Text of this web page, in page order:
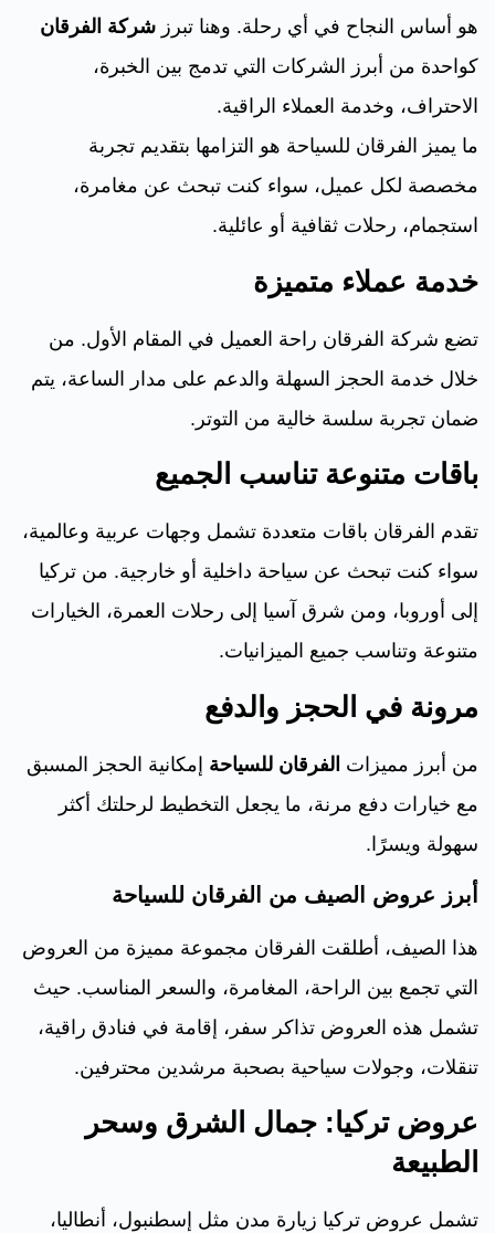
هو أساس النجاح في أي رحلة. وهنا تبرز شركة الفرقان
كواحدة من أبرز الشركات التي تدمج بين الخبرة،
الاحتراف، وخدمة العملاء الراقية.
ما يميز الفرقان للسياحة هو التزامها بتقديم تجربة
مخصصة لكل عميل، سواء كنت تبحث عن مغامرة،
استجمام، رحلات ثقافية أو عائلية.
خدمة عملاء متميزة
تضع شركة الفرقان راحة العميل في المقام الأول. من
خلال خدمة الحجز السهلة والدعم على مدار الساعة، يتم
ضمان تجربة سلسة خالية من التوتر.
باقات متنوعة تناسب الجميع
تقدم الفرقان باقات متعددة تشمل وجهات عربية وعالمية،
سواء كنت تبحث عن سياحة داخلية أو خارجية. من تركيا
إلى أوروبا، ومن شرق آسيا إلى رحلات العمرة، الخيارات
متنوعة وتناسب جميع الميزانيات.
مرونة في الحجز والدفع
من أبرز مميزات الفرقان للسياحة إمكانية الحجز المسبق
مع خيارات دفع مرنة، ما يجعل التخطيط لرحلتك أكثر
سهولة ويسرًا.
أبرز عروض الصيف من الفرقان للسياحة
هذا الصيف، أطلقت الفرقان مجموعة مميزة من العروض
التي تجمع بين الراحة، المغامرة، والسعر المناسب. حيث
تشمل هذه العروض تذاكر سفر، إقامة في فنادق راقية،
تنقلات، وجولات سياحية بصحبة مرشدين محترفين.
عروض تركيا: جمال الشرق وسحر
الطبيعة
تشمل عروض تركيا زيارة مدن مثل إسطنبول، أنطاليا،